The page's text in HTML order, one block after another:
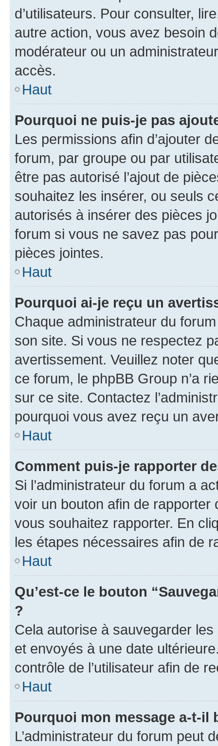
d’utilisateurs. Pour consulter,
autre action, vous avez besoin
modérateur ou un
accès.
Haut
Pourquoi ne puis-je pas
Les permissions afin d’ajouter
forum, par groupe ou par
être pas autorisé l’ajout de
souhaitez les insérer, ou seuls
autorisés à insérer des pièces
forum si vous ne savez pas
pièces jointes.
Haut
Pourquoi ai-je reçu un
Chaque administrateur du
son site. Si vous ne respectez
avertissement. Veuillez noter
ce forum, le phpBB Group n’a
sur ce site. Contactez
pourquoi vous avez reçu un
Haut
Comment puis-je rapporter
Si l’administrateur du forum a
voir un bouton afin de
vous souhaitez rapporter. En
les étapes nécessaires afin de
Haut
Qu’est-ce le bouton
?
Cela autorise à sauvegarder
et envoyés à une date
contrôle de l’utilisateur afin de
Haut
Pourquoi mon message a-t-il
L’administrateur du forum peut